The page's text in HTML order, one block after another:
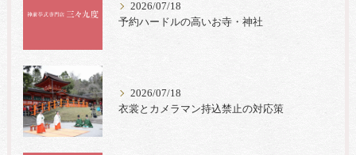
2026/07/18
予約ハードルの高いお寺・神社
2026/07/18
衣裳とカメラマン持込禁止の対応策